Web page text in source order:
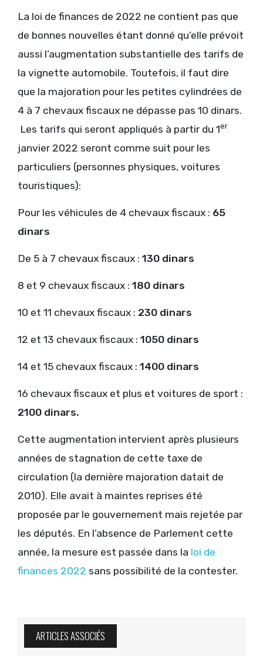
La loi de finances de 2022 ne contient pas que
de bonnes nouvelles étant donné qu’elle prévoit
aussi l’augmentation substantielle des tarifs de
la vignette automobile. Toutefois, il faut dire
que la majoration pour les petites cylindrées de
4 à 7 chevaux fiscaux ne dépasse pas 10 dinars.
Les tarifs qui seront appliqués à partir du 1er
janvier 2022 seront comme suit pour les
particuliers (personnes physiques, voitures
touristiques):
Pour les véhicules de 4 chevaux fiscaux : 65
dinars
De 5 à 7 chevaux fiscaux : 130 dinars
8 et 9 chevaux fiscaux : 180 dinars
10 et 11 chevaux fiscaux : 230 dinars
12 et 13 chevaux fiscaux : 1050 dinars
14 et 15 chevaux fiscaux : 1400 dinars
16 chevaux fiscaux et plus et voitures de sport :
2100 dinars.
Cette augmentation intervient après plusieurs
années de stagnation de cette taxe de
circulation (la dernière majoration datait de
2010). Elle avait à maintes reprises été
proposée par le gouvernement mais rejetée par
les députés. En l’absence de Parlement cette
année, la mesure est passée dans la loi de
finances 2022 sans possibilité de la contester.
ARTICLES ASSOCIÉS